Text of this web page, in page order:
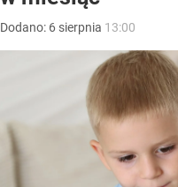
Dodano: 6 sierpnia 13:00